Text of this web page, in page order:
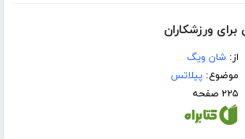
ورزشکاران
از:شان ویگ
موضوع:پیلاتس
۲۲۵ صفحه